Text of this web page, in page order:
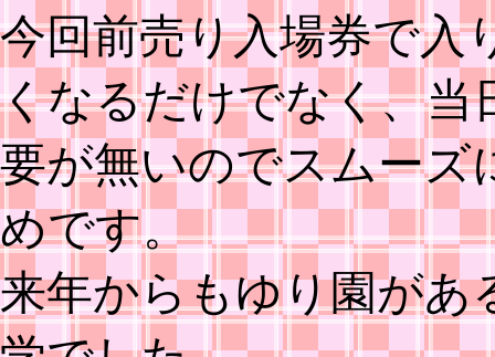
今回前売り入場券で入
くなるだけでなく、当
要が無いのでスムーズ
めです。
来年からもゆり園があ